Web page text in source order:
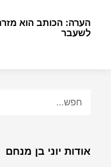
הערה: הכותב הוא
לשעבר
אודות יוני בן מנחם